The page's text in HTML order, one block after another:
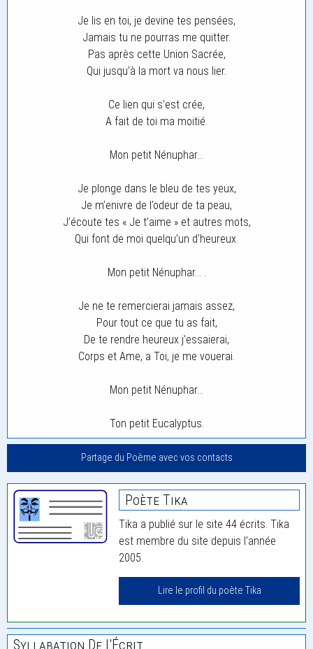
Je lis en toi, je devine tes pensées,
Jamais tu ne pourras me quitter.
Pas après cette Union Sacrée,
Qui jusqu’à la mort va nous lier.
Ce lien qui s’est crée,
A fait de toi ma moitié.
Mon petit Nénuphar…
Je plonge dans le bleu de tes yeux,
Je m’enivre de l’odeur de ta peau,
J’écoute tes « Je t’aime » et autres mots,
Qui font de moi quelqu’un d’heureux.
Mon petit Nénuphar… .
Je ne te remercierai jamais assez,
Pour tout ce que tu as fait,
De te rendre heureux j’essaierai,
Corps et Ame, a Toi, je me vouerai.
Mon petit Nénuphar…
Ton petit Eucalyptus.
Partage du Poème avec vos contacts
Poète Tika
Tika a publié sur le site 44 écrits. Tika
est membre du site depuis l'année
2005.
Lire le profil du poète Tika
Syllabation De L'Écrit